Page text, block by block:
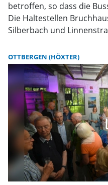
betroffen, so dass die
Die Haltestellen
Silberbach und
OTTBERGEN (HÖXTER)